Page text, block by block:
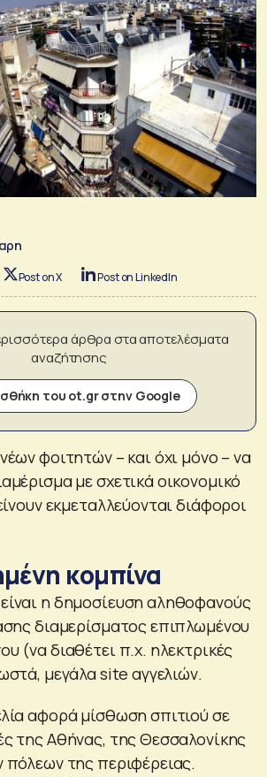
Post on X Post on LinkedIn
άρθρα στα αποτελέσματα
αναζήτησης
του ot.gr στην Google
φοιτητών – και όχι μόνο – να
με σχετικά οικονομικό
εκμεταλλεύονται διάφοροι
κομπίνα
η δημοσίευση αληθοφανούς
διαμερίσματος επιπλωμένου
(να διαθέτει π.χ. ηλεκτρικές
μεγάλα site αγγελιών.
αφορά μίσθωση σπιτιού σε
της Αθήνας, της Θεσσαλονίκης
πόλεων της περιφέρειας.